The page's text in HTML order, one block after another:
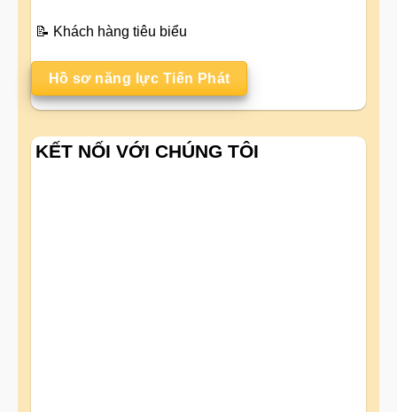
📝 Khách hàng tiêu biểu
Hồ sơ năng lực Tiến Phát
KẾT NỐI VỚI CHÚNG TÔI